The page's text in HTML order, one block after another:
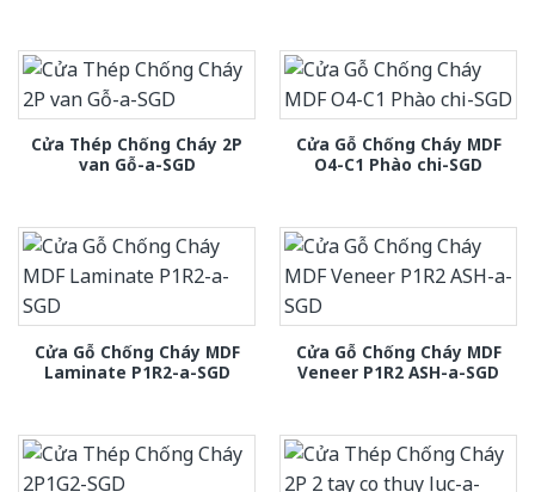
Cửa Thép Chống Cháy 2P
van Gỗ-a-SGD
Cửa Gỗ Chống Cháy MDF
O4-C1 Phào chi-SGD
Cửa Gỗ Chống Cháy MDF
Laminate P1R2-a-SGD
Cửa Gỗ Chống Cháy MDF
Veneer P1R2 ASH-a-SGD